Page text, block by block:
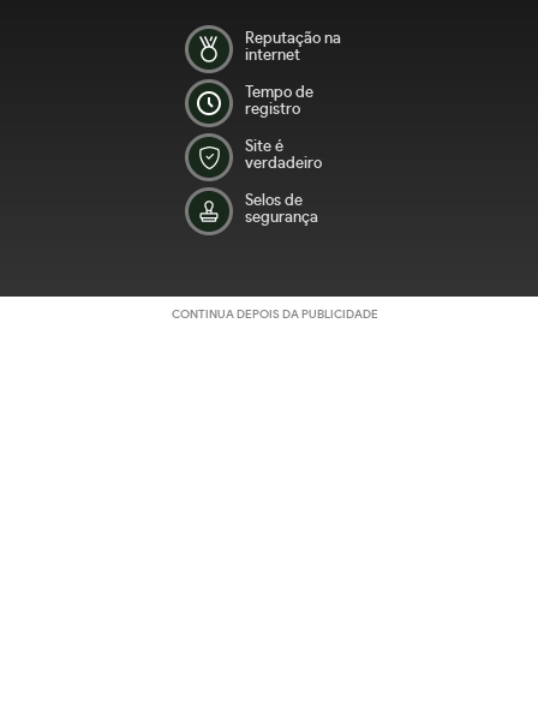
Reputação na
internet
Tempo de
registro
Site é
verdadeiro
Selos de
segurança
CONTINUA DEPOIS DA PUBLICIDADE